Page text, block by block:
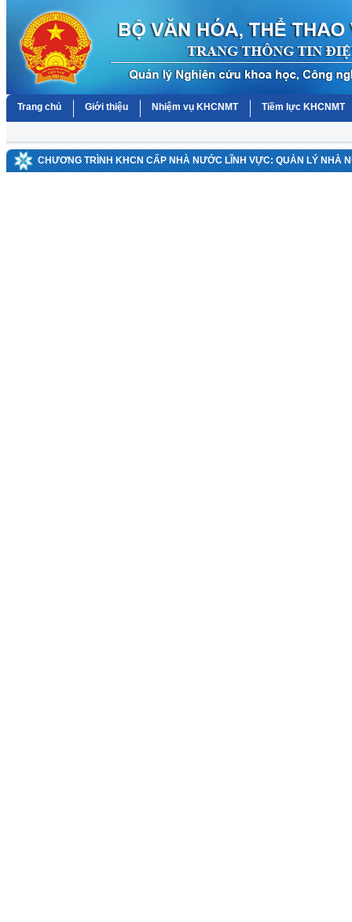
Trang chủ Giới thiệu Nhiệm vụ KHCNMT Tiềm lực KHCNMT
CHƯƠNG TRÌNH KHCN CẤP NHÀ NƯỚC LĨNH VỰC: QUẢN LÝ NHÀ